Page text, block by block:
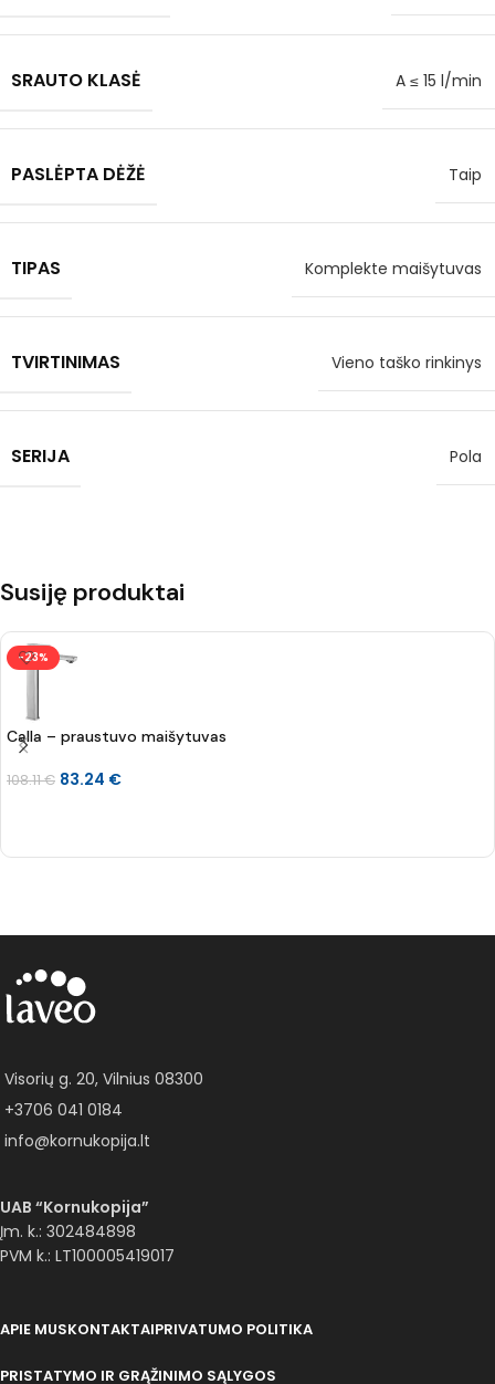
SRAUTO KLASĖ A ≤ 15 l/min
PASLĖPTA DĖŽĖ Taip
TIPAS Komplekte maišytuvas
TVIRTINIMAS Vieno taško rinkinys
SERIJA Pola
Susiję produktai
-23%
Calla – praustuvo maišytuvas
108.11€ 83.24 €
Visorių g. 20, Vilnius 08300
+3706 041 0184
info@kornukopija.lt
UAB “Kornukopija”
Įm. k.: 302484898
PVM k.: LT100005419017
APIE MUSKONTAKTAIPRIVATUMO POLITIKA
PRISTATYMO IR GRĄŽINIMO SĄLYGOS